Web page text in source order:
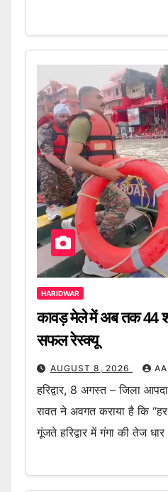
HARIDWAR
कावड़ मेले में अब तक 44
सफल रेस्क्यू
AUGUST 8, 2026
हरिद्वार, 8 अगस्त – जिला
रावत ने अवगत कराया है कि
गूंजते हरिद्वार में गंगा की तेज